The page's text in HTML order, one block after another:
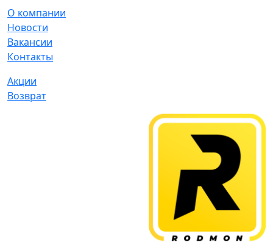
О компании
Новости
Вакансии
Контакты
Акции
Возврат